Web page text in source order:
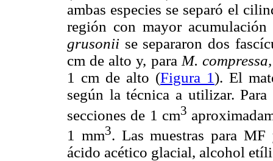
ambas especies se separó el
región con mayor
grusonii se separaron dos
cm de alto y, para M. compressa,
1 cm de alto (Figura 1). El
según la técnica a utilizar.
secciones de 1 cm3
1 mm3. Las muestras para
ácido acético glacial, alcohol